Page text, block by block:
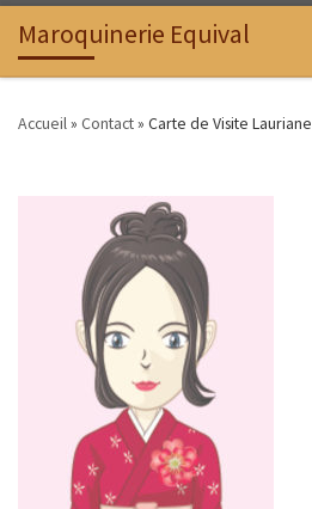
Passer au contenu
Maroquinerie Equival
Accueil» Contact» Carte de Visite Lauriane